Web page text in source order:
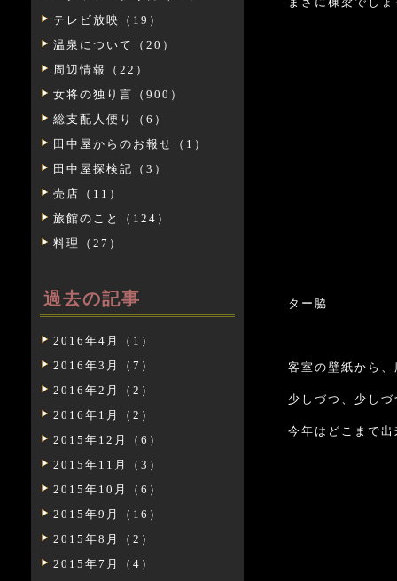
テレビ放映（19）
温泉について（20）
周辺情報（22）
女将の独り言（900）
総支配人便り（6）
田中屋からのお報せ（1）
田中屋探検記（3）
売店（11）
旅館のこと（124）
料理（27）
過去の記事
2016年4月（1）
2016年3月（7）
2016年2月（2）
2016年1月（2）
2015年12月（6）
2015年11月（3）
2015年10月（6）
2015年9月（16）
2015年8月（2）
2015年7月（4）
ター脇
客室の壁紙から
少しづつ、少し
今年はどこまで